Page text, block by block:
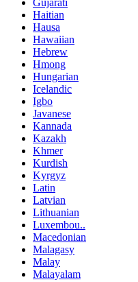
Haitian
Hausa
Hawaiian
Hebrew
Hmong
Hungarian
Icelandic
Igbo
Javanese
Kannada
Kazakh
Khmer
Kurdish
Kyrgyz
Latin
Latvian
Lithuanian
Luxembou..
Macedonian
Malagasy
Malay
Malayalam